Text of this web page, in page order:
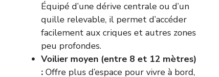
Équipé d’une dérive centrale ou d’un
quille relevable, il permet d’accéder
facilement aux criques et autres zones
peu profondes.
Voilier moyen (entre 8 et 12 mètres)
: Offre plus d’espace pour vivre à bord,